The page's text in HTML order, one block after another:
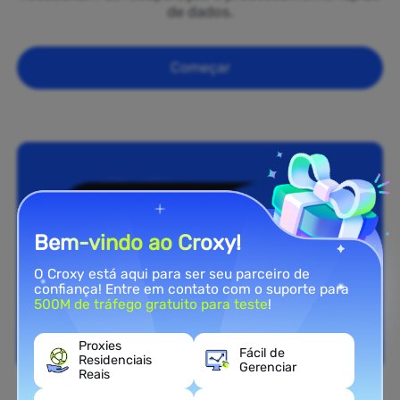
de dados.
Começar
Bem-vindo ao Croxy!
O Croxy está aqui para ser seu parceiro de
confiança! Entre em contato com o suporte para
500M de tráfego gratuito para teste!
Proxies
Residenciais
Reais
Fácil de
Gerenciar